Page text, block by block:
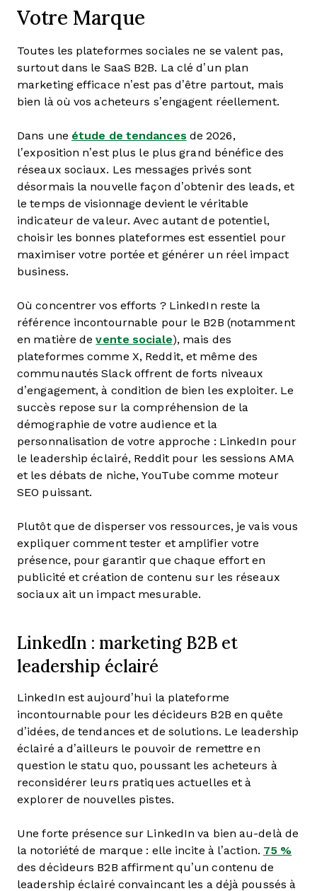
Votre Marque
Toutes les plateformes sociales ne se valent pas,
surtout dans le SaaS B2B. La clé d’un plan
marketing efficace n’est pas d’être partout, mais
bien là où vos acheteurs s’engagent réellement.
Dans une étude de tendances de 2026,
l’exposition n’est plus le plus grand bénéfice des
réseaux sociaux. Les messages privés sont
désormais la nouvelle façon d’obtenir des leads, et
le temps de visionnage devient le véritable
indicateur de valeur. Avec autant de potentiel,
choisir les bonnes plateformes est essentiel pour
maximiser votre portée et générer un réel impact
business.
Où concentrer vos efforts ? LinkedIn reste la
référence incontournable pour le B2B (notamment
en matière devente sociale), mais des
plateformes comme X, Reddit, et même des
communautés Slack offrent de forts niveaux
d’engagement, à condition de bien les exploiter. Le
succès repose sur la compréhension de la
démographie de votre audience et la
personnalisation de votre approche : LinkedIn pour
le leadership éclairé, Reddit pour les sessions AMA
et les débats de niche, YouTube comme moteur
SEO puissant.
Plutôt que de disperser vos ressources, je vais vous
expliquer comment tester et amplifier votre
présence, pour garantir que chaque effort en
publicité et création de contenu sur les réseaux
sociaux ait un impact mesurable.
LinkedIn : marketing B2B et
leadership éclairé
LinkedIn est aujourd’hui la plateforme
incontournable pour les décideurs B2B en quête
d’idées, de tendances et de solutions. Le leadership
éclairé a d’ailleurs le pouvoir de remettre en
question le statu quo, poussant les acheteurs à
reconsidérer leurs pratiques actuelles et à
explorer de nouvelles pistes.
Une forte présence sur LinkedIn va bien au-delà de
la notoriété de marque : elle incite à l’action. 75 %
des décideurs B2B affirment qu’un contenu de
leadership éclairé convaincant les a déjà poussés à